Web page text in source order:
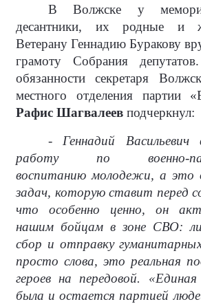
В Волжске у
десантники, их родные и
Ветерану Геннадию Буракову
грамоту Собрания
обязанности секретаря
местного отделения партии
Рафис Шагвалеев подчеркнул:
- Геннадий Васильевич
работу по военно-
воспитанию молодежи, а это
задач, которую ставит перед
что особенно ценно, он
нашим бойцам в зоне СВО:
сбор и отправку
просто слова, это реальная
героев на передовой. «Единая
была и остается партией